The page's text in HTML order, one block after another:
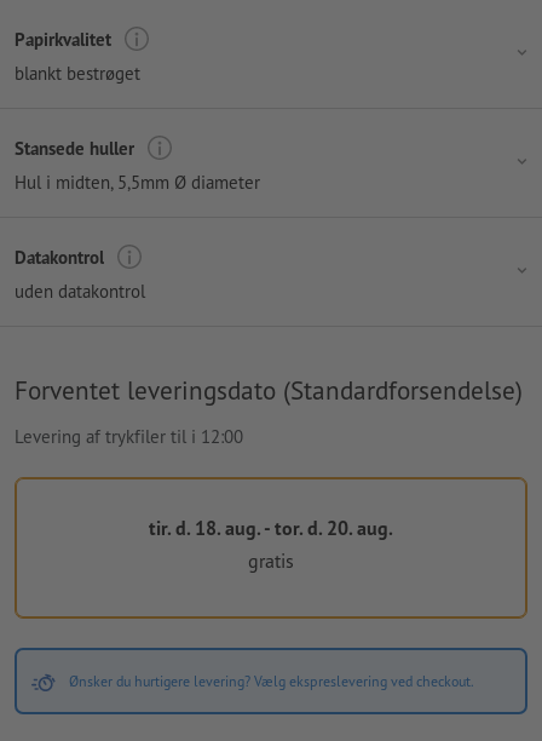
Papirkvalitet
blankt bestrøget
Stansede huller
Hul i midten, 5,5mm Ø diameter
Datakontrol
uden datakontrol
Forventet leveringsdato (Standardforsendelse)
Levering af trykfiler til i 12:00
tir. d. 18. aug. - tor. d. 20. aug.
gratis
Ønsker du hurtigere levering? Vælg ekspreslevering ved checkout.